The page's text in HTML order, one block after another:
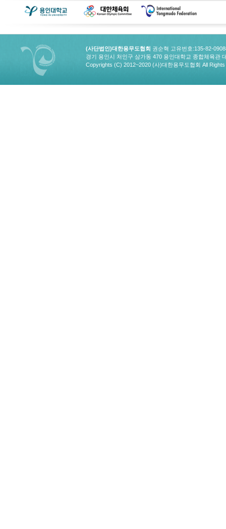
(사단법인)대한용무도협회 권순혁 고유번호:135-82-
경기 용인시 처인구 삼가동 470 용인대학교 종합체육관
Copyrights (C) 2012~2020 (사)대한용무도협회 All